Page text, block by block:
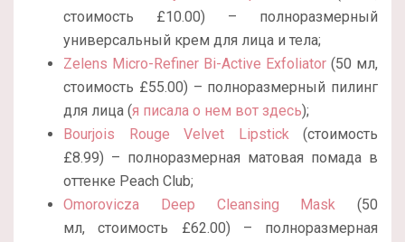
стоимость £10.00) – полноразмерный
универсальный крем для лица и тела;
Zelens Micro-Refiner Bi-Active Exfoliator (50 мл,
стоимость £55.00) – полноразмерный пилинг
для лица (я писала о нем вот здесь);
Bourjois Rouge Velvet Lipstick(стоимость
£8.99) – полноразмерная матовая помада в
оттенке Peach Club;
Omorovicza Deep Cleansing Mask (50
мл, стоимость £62.00) – полноразмерная